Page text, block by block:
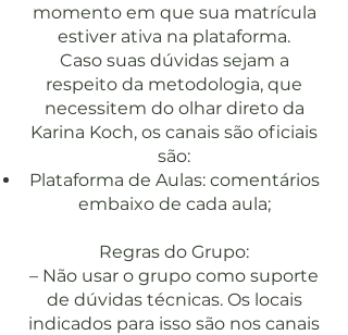
momento em que sua matrícula
estiver ativa na plataforma.
Caso suas dúvidas sejam a
respeito da metodologia, que
necessitem do olhar direto da
Karina Koch, os canais são oficiais
são:
Plataforma de Aulas: comentários
embaixo de cada aula;
Regras do Grupo:
– Não usar o grupo como suporte
de dúvidas técnicas. Os locais
indicados para isso são nos canais